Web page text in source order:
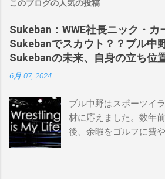
このブログの人気の投稿
Sukeban：WWE社長ニック・カ
Sukebanでスカウト？？ブル中
Sukebanの未来、自身の立ち位
6月 07, 2024
ブル中野はスポーツイ
材に応えました。数年
後、余暇をゴルフに費
ました。なお、新しい
の可能性に満ちており